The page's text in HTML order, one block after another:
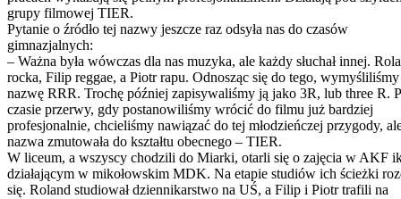
grupy filmowej TIER.
Pytanie o źródło tej nazwy jeszcze raz odsyła nas do czasów
gimnazjalnych:
– Ważna była wówczas dla nas muzyka, ale każdy słuchał innej.
rocka, Filip reggae, a Piotr rapu. Odnosząc się do tego, wymyśliliśmy
nazwę RRR. Trochę później zapisywaliśmy ją jako 3R, lub three R.
czasie przerwy, gdy postanowiliśmy wrócić do filmu już bardziej
profesjonalnie, chcieliśmy nawiązać do tej młodzieńczej przygody,
nazwa zmutowała do kształtu obecnego – TIER.
W liceum, a wszyscy chodzili do Miarki, otarli się o zajęcia w AKF
działającym w mikołowskim MDK. Na etapie studiów ich ścieżki
się. Roland studiował dziennikarstwo na UŚ, a Filip i Piotr trafili na